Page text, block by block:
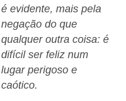
é evidente, mais pela
negação do que
qualquer outra coisa: é
difícil ser feliz num
lugar perigoso e
caótico.